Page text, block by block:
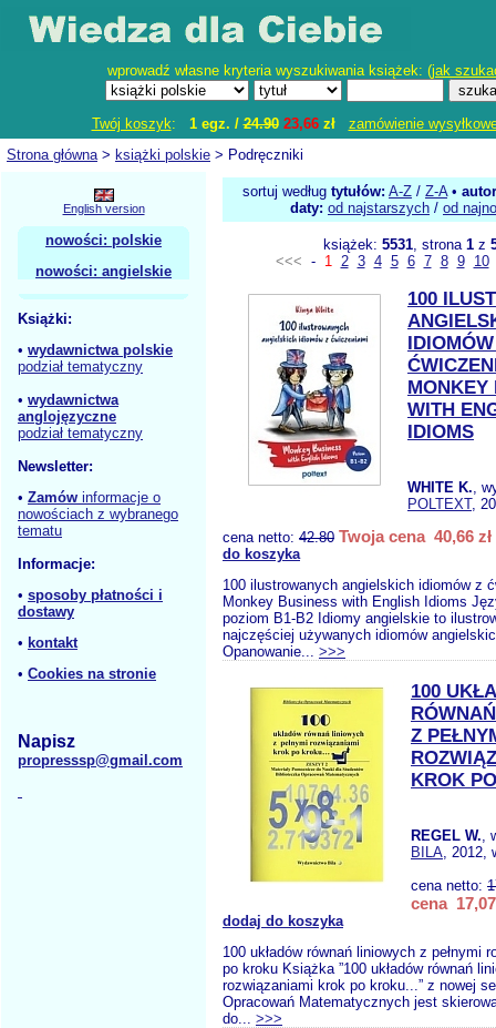
wprowadź własne kryteria wyszukiwania książek: (jak
Twój koszyk: 1 egz. /24.90 23,66zł
zamówienie
Strona główna> książki polskie > Podręczniki
English version
nowości: polskie
nowości: angielskie
Książki:
• wydawnictwa polskie
podział tematyczny
• wydawnictwa
anglojęzyczne
podział tematyczny
Newsletter:
• Zamów informacje o
nowościach z wybranego
tematu
Informacje:
• sposoby płatności i
dostawy
• kontakt
• Cookies na stronie
Napisz
propresssp@gmail.com
sortuj według tytułów: A-Z / Z-A•
daty: od najstarszych / od
książek: 5531, strona 1z
<<< - 1 2 3 4 5 6 7 8 9 10
100
MONKEY
WITH
IDIOMS
WHITE K.,
POLTEXT,
cena netto: 42.80 Twoja cena 40,66 zł
do koszyka
100 ilustrowanych angielskich idiomów z
Monkey Business with English Idioms
poziom B1-B2 Idiomy angielskie to
najczęściej używanych idiomów
Opanowanie... >>>
100
Z
KROK
REGEL W.,
BILA, 2012,
cena netto:
cena 17,07
dodaj do koszyka
100 układów równań liniowych z pełnymi
po kroku Książka ”100 układów równań
rozwiązaniami krok po kroku...” z nowej
Opracowań Matematycznych jest
do... >>>